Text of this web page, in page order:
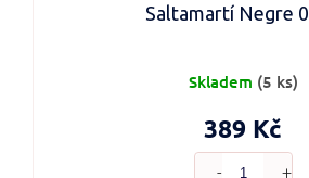
Saltamartí Negre
389 Kč
Skladem (5 ks)